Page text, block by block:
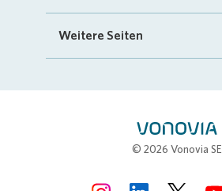
Investoren
„Mein Vonovia“ App
Mein Zuhause
Impressum
Weitere Seiten
© 2026 Vonovia SE